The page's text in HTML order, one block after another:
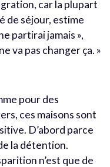
car la plupart
de séjour, estime
partirai jamais »,
va pas changer ça. »
pour des
ces maisons sont
D’abord parce
la détention.
n’est que de